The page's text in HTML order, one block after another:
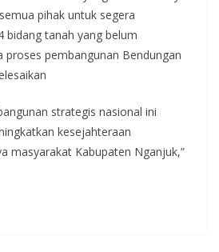
pihak untuk segera
bidang tanah yang belum
proses pembangunan Bendungan
strategis nasional ini
kesejahteraan
masyarakat Kabupaten Nganjuk,”